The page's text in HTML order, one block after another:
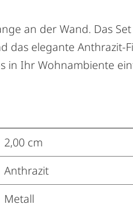
an der Wand. Das
das elegante Anthrazit-
in Ihr Wohnambiente
2,00 cm
Anthrazit
Metall